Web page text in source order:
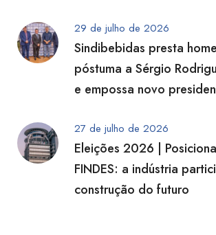
29 de julho de 2026
Sindibebidas presta
póstuma a Sérgio
e empossa novo
27 de julho de 2026
Eleições 2026 |
FINDES: a indústria
construção do futuro